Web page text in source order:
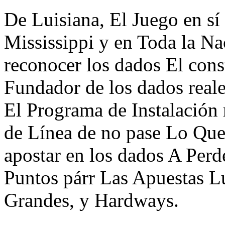
De Luisiana, El Juego en
Mississippi y en Toda la
reconocer los dados El
Fundador de los dados
El Programa de
de Línea de no pase Lo
apostar en los dados A
Puntos párr Las Apuestas
Grandes, y Hardways.